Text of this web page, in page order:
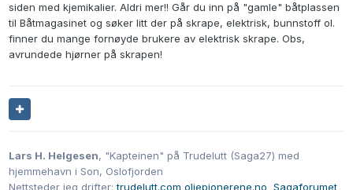
siden med kjemikalier. Aldri mer!! Går du inn på "gamle" båtplassen
til Båtmagasinet og søker litt der på skrape, elektrisk, bunnstoff ol.
finner du mange fornøyde brukere av elektrisk skrape. Obs,
avrundede hjørner på skrapen!
Lars H. Helgesen, "Kapteinen" på Trudelutt (Saga27) med
hjemmehavn i Son, Oslofjorden
Nettsteder jeg drifter:trudelutt.com oljepionerene.no Sagaforumet